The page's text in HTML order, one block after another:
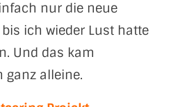
nur die neue
ich wieder Lust hatte
Und das kam
alleine.